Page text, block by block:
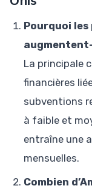
Pourquoi
La principale
financières
subventions
à faible et
entraîne une
mensuelles.
Combien